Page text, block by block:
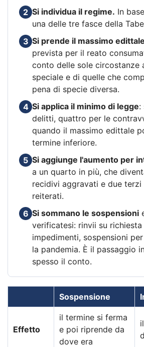
2 Si individua il regime. In
una delle tre fasce della
3 Si prende il massimo edittale
prevista per il reato
conto delle sole circostanze
speciale e di quelle che
pena di specie diversa.
4 Si applica il minimo di legge:
delitti, quattro per le
quando il massimo edittale
termine inferiore.
5 Si aggiunge l'aumento per
a un quarto in più, che
recidivi aggravati e due
reiterati.
6 Si sommano le sospensioni
verificatesi: rinvii su richiesta
impedimenti, sospensioni
la pandemia. È il passaggio
spesso il conto.
Sospensione
Effetto
il termine si ferma
e poi riprende da
dove era